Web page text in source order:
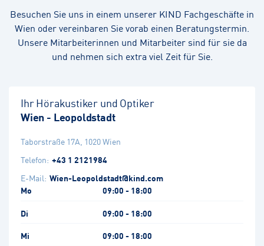
Besuchen Sie uns in einem unserer KIND Fachgeschäfte in
Wien oder vereinbaren Sie vorab einen Beratungstermin.
Unsere Mitarbeiterinnen und Mitarbeiter sind für sie da
und nehmen sich extra viel Zeit für Sie.
Ihr Hörakustiker und Optiker
Wien - Leopoldstadt
Taborstraße 17A, 1020Wien
Telefon: +43 1 2121984
E-Mail: Wien-Leopoldstadt@kind.com
Mo
09:00 - 18:00
Di
09:00 - 18:00
Mi
09:00 - 18:00